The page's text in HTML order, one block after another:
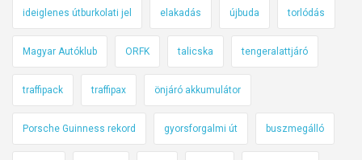
ideiglenes útburkolati jel elakadás újbuda torlódás
Magyar Autóklub ORFK talicska tengeralattjáró
traffipack traffipax önjáró akkumulátor
Porsche Guinness rekord gyorsforgalmi út buszmegálló